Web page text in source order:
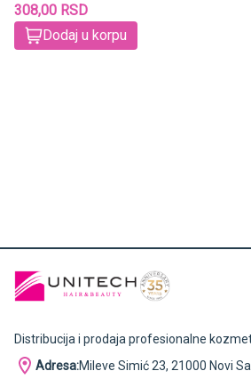
308,00 RSD
Dodaj u korpu
Distribucija i prodaja profesionalne
Adresa:Mileve Simić 23, 21000 Novi